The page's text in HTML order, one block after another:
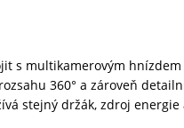
s multikamerovým hnízdem
360° a zároveň
stejný držák, zdroj